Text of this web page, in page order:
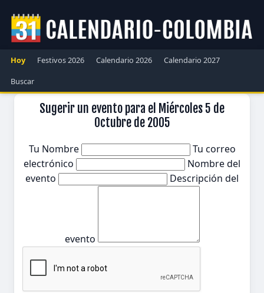
Hoy Festivos 2026 Calendario 2026
Calendario 2027
Buscar
Sugerir un evento para el Miércoles 5 de
Octubre de 2005
Tu Nombre
Tu correo
electrónico
Nombre del
evento
Descripción del
evento